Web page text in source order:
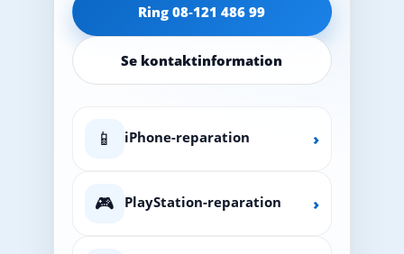
Ring 08‑121 486 99
Se kontaktinformation
📱 iPhone-reparation ›
🎮 PlayStation-reparation ›